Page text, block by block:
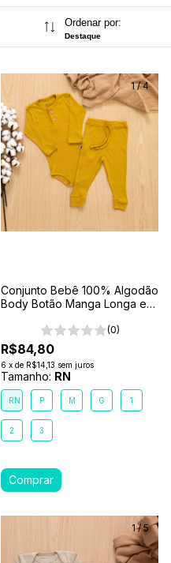
Ordenar por:
Destaque
1/4
Conjunto Bebê 100% Algodão
Body Botão Manga Longa e
(0)
R$84,80
6 x de R$14,13 sem juros
Tamanho: RN
RN P M G 1
2 3
1/5